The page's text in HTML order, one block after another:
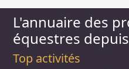
L'annuaire des
équestres
Top activités